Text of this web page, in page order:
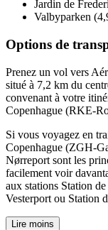
Jardin de
Valbyparken
Options de
Prenez un vol vers
situé à 7,2 km du
convenant à votre
Copenhague (RKE-
Si vous voyagez en
Copenhague (ZGH-
Nørreport sont les
facilement voir
aux stations Station
Vesterport ou Station
Lire moins